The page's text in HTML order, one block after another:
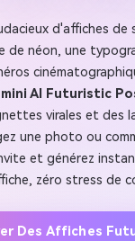
d'affiches
de néon, une
AI Futuristic
virales et des
une photo ou
et générez
zéro stress de
Des Affiches